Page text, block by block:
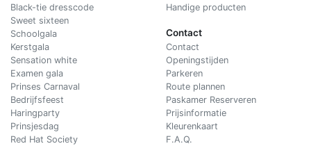
Black-tie dresscode
Sweet sixteen
Schoolgala
Kerstgala
Sensation white
Examen gala
Prinses Carnaval
Bedrijfsfeest
Haringparty
Prinsjesdag
Red Hat Society
Handige producten
Contact
Contact
Openingstijden
Parkeren
Route plannen
Paskamer Reserveren
Prijsinformatie
Kleurenkaart
F.A.Q.